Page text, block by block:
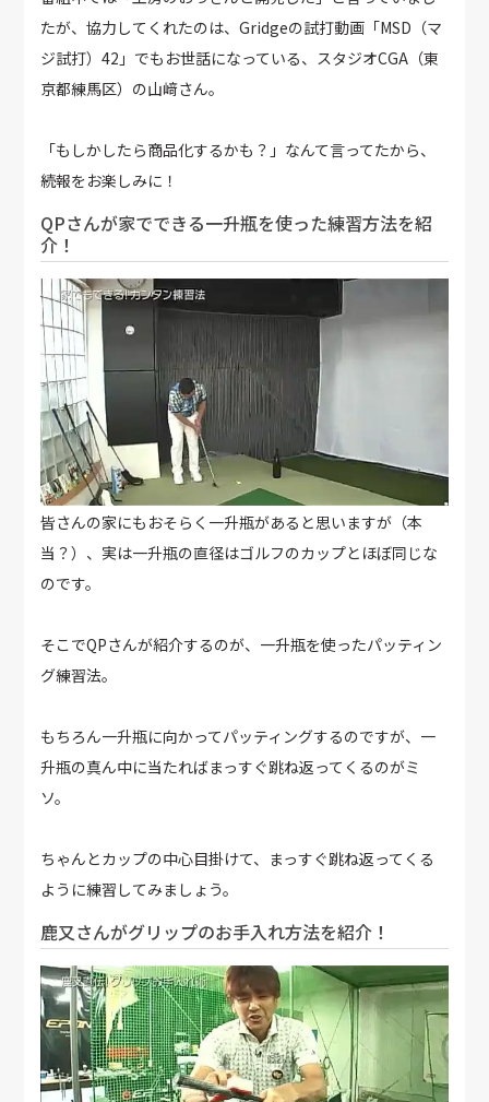
たが、協力してくれたのは、Gridgeの試打動画「MSD（マ
ジ試打）42」でもお世話になっている、スタジオCGA（東
京都練馬区）の山﨑さん。
「もしかしたら商品化するかも？」なんて言ってたから、
続報をお楽しみに！
QPさんが家でできる一升瓶を使った練習方法を紹
介！
皆さんの家にもおそらく一升瓶があると思いますが（本
当？）、実は一升瓶の直径はゴルフのカップとほぼ同じな
のです。
そこでQPさんが紹介するのが、一升瓶を使ったパッティン
グ練習法。
もちろん一升瓶に向かってパッティングするのですが、一
升瓶の真ん中に当たればまっすぐ跳ね返ってくるのがミ
ソ。
ちゃんとカップの中心目掛けて、まっすぐ跳ね返ってくる
ように練習してみましょう。
鹿又さんがグリップのお手入れ方法を紹介！